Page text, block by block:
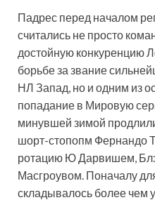
Падрес перед началом
считались не просто
достойную конкуренцию
борьбе за звание
НЛ Запад, но и одним из
попадание в Мировую
минувшей зимой
шорт-стопопм Фернандо
ротацию Ю Дарвишем,
Масгроувом. Поначалу
складывалось более чем